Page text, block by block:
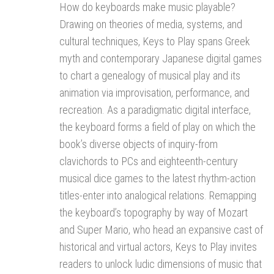
How do keyboards make music playable?
Drawing on theories of media, systems, and
cultural techniques, Keys to Play spans Greek
myth and contemporary Japanese digital games
to chart a genealogy of musical play and its
animation via improvisation, performance, and
recreation. As a paradigmatic digital interface,
the keyboard forms a field of play on which the
book’s diverse objects of inquiry-from
clavichords to PCs and eighteenth-century
musical dice games to the latest rhythm-action
titles-enter into analogical relations. Remapping
the keyboard’s topography by way of Mozart
and Super Mario, who head an expansive cast of
historical and virtual actors, Keys to Play invites
readers to unlock ludic dimensions of music that